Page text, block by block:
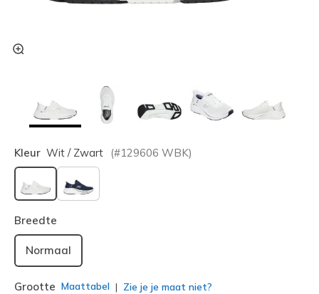
Kleur Wit / Zwart (#129606 WBK)
geselecteerd
Breedte
Normaal
Grootte Maattabel Zie je je maat niet?